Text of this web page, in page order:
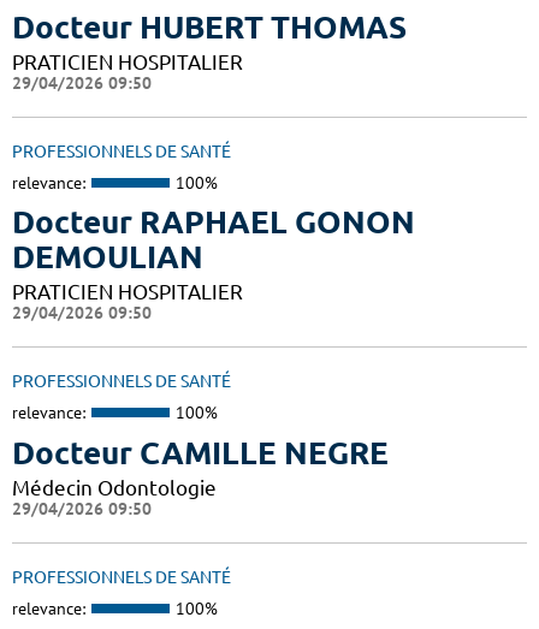
Docteur HUBERT THOMAS
PRATICIEN HOSPITALIER
29/04/2026 09:50
PROFESSIONNELS DE SANTÉ
relevance: 100%
Docteur RAPHAEL GONON
DEMOULIAN
PRATICIEN HOSPITALIER
29/04/2026 09:50
PROFESSIONNELS DE SANTÉ
relevance: 100%
Docteur CAMILLE NEGRE
Médecin Odontologie
29/04/2026 09:50
PROFESSIONNELS DE SANTÉ
relevance: 100%